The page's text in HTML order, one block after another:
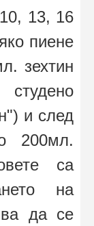
13, 16
пиене
зехтин
и след
200мл.
са
на
да се